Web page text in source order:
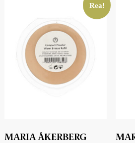
Rea!
MARIA ÅKERBERG